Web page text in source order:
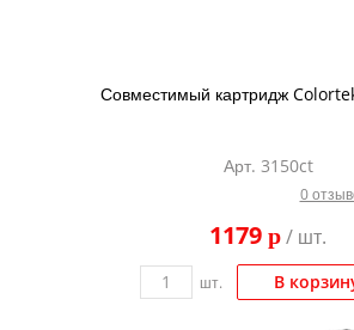
Совместимый картридж
Арт. 3150ct
0
1179 p/ шт.
шт. В